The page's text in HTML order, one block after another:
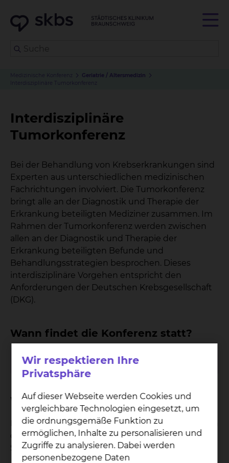
Medizinische Konferenz
Geriatrie / Altersmedizin
Interdisziplinäre Tumorkonferenz
Interdisziplinäre
Tumorkonferenz
Bei der Behandlung von Krebserkrankungen sind
Experten aus unterschiedlichen medizinischen
Fachrichtungen involviert. Die Tumorkonferenz
bringt alle an der Diagnostik und Therapie der
Erkrankung beteiligten Mediziner zusammen. Im
Rahmen der Tumorkonferenz werden zwischen
allen an der Diagnostik und Therapie der
Erkrankung beteiligten Befunde und
Behandlungsstrategien besprochen. Dieses
interdisziplinäre Vorgehen entspricht den
Anforderungen der Deutschen Krebsgesellschaft
(DKG).
Wann findet die Konferenz statt?
Mittwoch 15:00 - 16:00 Uhr
Wo findet die Konferenz statt?
Die Tumorkonferenz wird im Demonstrationsraum
der Radiologischen Klinik am Standort Celler
Straße durchgeführt.
Wir respektieren Ihre
Privatsphäre
Auf dieser Webseite werden Cookies und
vergleichbare Technologien eingesetzt, um
die ordnungsgemäße Funktion zu
ermöglichen, Inhalte zu personalisieren und
Zugriffe zu analysieren. Dabei werden
personenbezogene Daten